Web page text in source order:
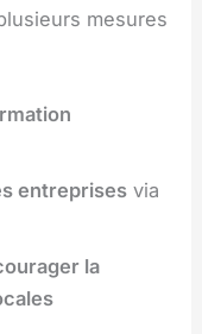
mesures
entreprisesvia
la